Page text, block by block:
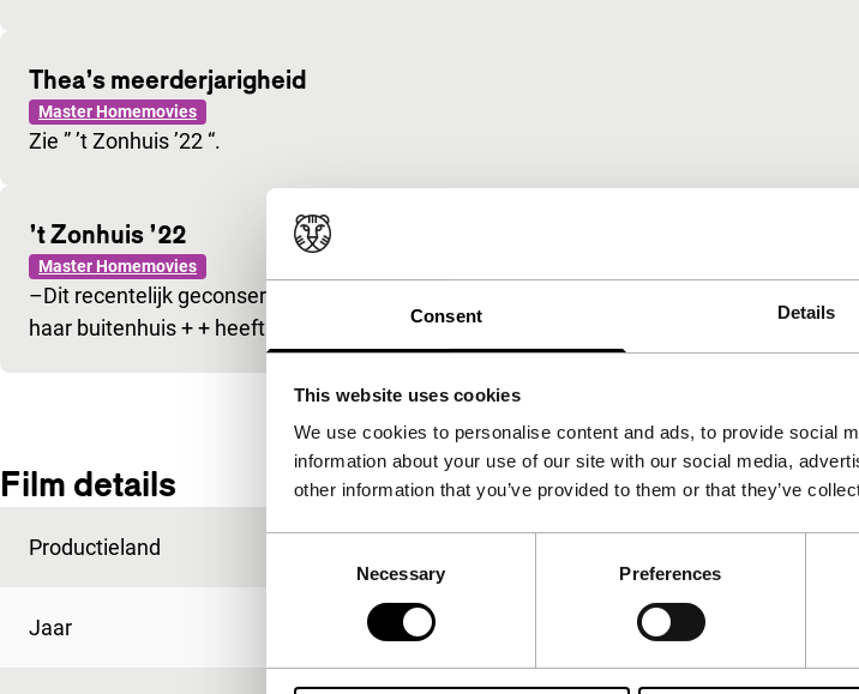
Consent Details
This website uses cookies
We use cookies to personalise content and ads, to provide social
information about your use of our site with our social media,
other information that you’ve provided to them or that they’ve
Necessary Preferences
Thea’s meerderjarigheid
Master Homemovies
Zie ” ’t Zonhuis ’22 “.
’t Zonhuis ’22
Master Homemovies
–Dit recentelijk geconserveerde curieuze familiemateriaal + + we zien een gegoede
haar buitenhuis + + heeft anekdotische en historische waarde. Het vragen naar…
Film details
Productieland
Jaar 1927